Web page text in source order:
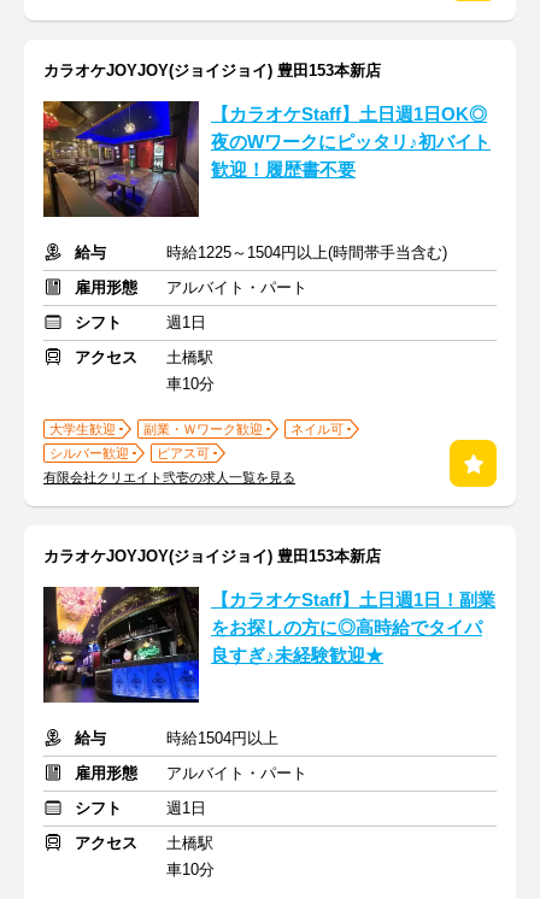
カラオケJOYJOY(ジョイジョイ) 豊田153本新店
【カラオケStaff】土日週1日OK◎
夜のWワークにピッタリ♪初バイト
歓迎！履歴書不要
給与
時給1225～1504円以上(時間帯手当含む)
雇用形態
アルバイト・パート
シフト
週1日
アクセス
土橋駅
車10分
大学生歓迎 副業・Ｗワーク歓迎
ネイル可
シルバー歓迎
ピアス可
有限会社クリエイト弐壱の求人一覧を見る
カラオケJOYJOY(ジョイジョイ) 豊田153本新店
【カラオケStaff】土日週1日！副業
をお探しの方に◎高時給でタイパ
良すぎ♪未経験歓迎★
給与
時給1504円以上
雇用形態
アルバイト・パート
シフト
週1日
アクセス
土橋駅
車10分